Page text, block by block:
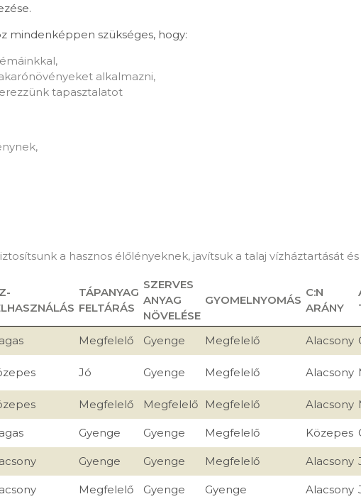
mindenképpen szükséges, hogy:
alkalmazni,
tapasztalatot
a hasznos élőlényeknek, javítsuk a talaj vízháztartását
TÁPANYAG
FELTÁRÁS
SZERVES
ANYAG
NÖVELÉSE
GYOMELNYOMÁS
C:N
ARÁNY
Megfelelő Gyenge Megfelelő Alacsony
Jó Gyenge Megfelelő Alacsony
Megfelelő Megfelelő Megfelelő Alacsony
Gyenge Gyenge Megfelelő Közepes
Gyenge Gyenge Megfelelő Alacsony
Megfelelő Gyenge Gyenge Alacsony